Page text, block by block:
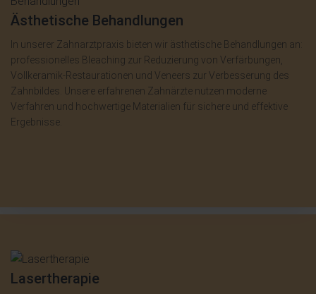
Ästhetische Behandlungen
In unserer Zahnarztpraxis bieten wir ästhetische Behandlungen an:
professionelles Bleaching zur Reduzierung von Verfärbungen,
Vollkeramik-Restaurationen und Veneers zur Verbesserung des
Zahnbildes. Unsere erfahrenen Zahnärzte nutzen moderne
Verfahren und hochwertige Materialien für sichere und effektive
Ergebnisse.
Lasertherapie